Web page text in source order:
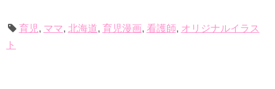
育児 , ママ, 北海道, 育児漫画, 看護師, オリジナルイラス
ト